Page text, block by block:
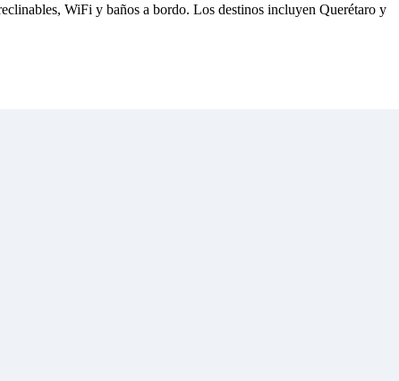
WiFi y baños a bordo. Los destinos incluyen Querétaro y